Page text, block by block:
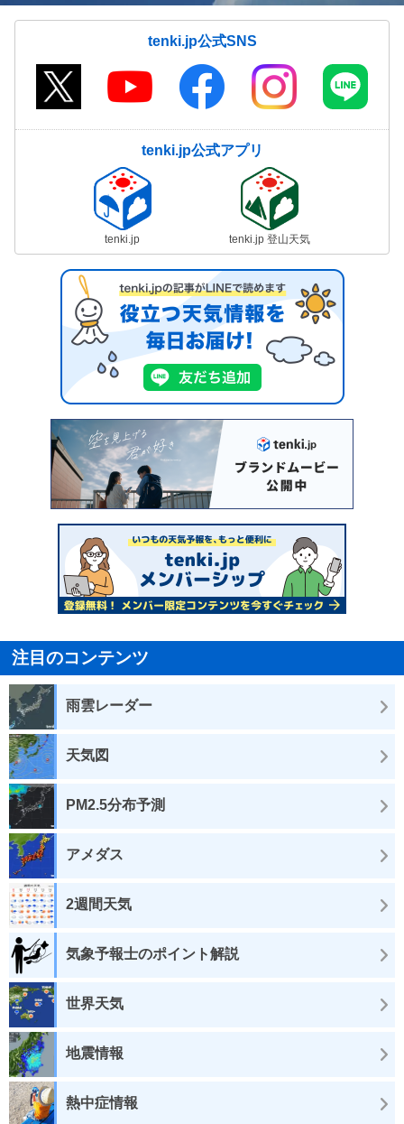
tenki.jp公式SNS
tenki.jp公式アプリ
tenki.jp tenki.jp 登山天気
注目のコンテンツ
雨雲レーダー
天気図
PM2.5分布予測
アメダス
2週間天気
気象予報士のポイント解説
世界天気
地震情報
熱中症情報